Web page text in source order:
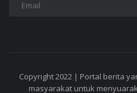
Copyright 2022 | Portal berita
masyarakat untuk